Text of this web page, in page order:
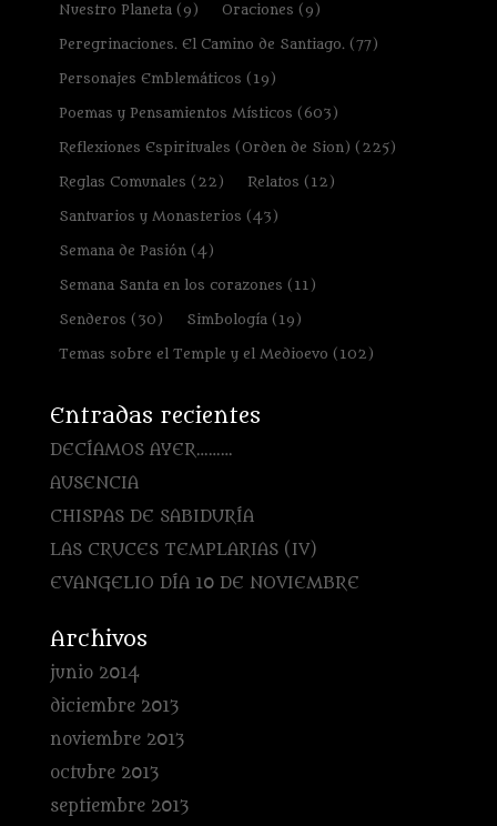
Nuestro Planeta(9) Oraciones (9)
Peregrinaciones. El Camino de Santiago.(77)
Personajes Emblemáticos (19)
Poemas y Pensamientos Místicos (603)
Reflexiones Espirituales (Orden de Sion) (225)
Reglas Comunales (22) Relatos (12)
Santuarios y Monasterios (43)
Semana de Pasión(4)
Semana Santa en los corazones (11)
Senderos (30) Simbología(19)
Temas sobre el Temple y el Medioevo (102)
Entradas recientes
DECÍAMOS AYER………
AUSENCIA
CHISPAS DE SABIDURÍA
LAS CRUCES TEMPLARIAS (IV)
EVANGELIO DÍA 10 DE NOVIEMBRE
Archivos
junio 2014
diciembre 2013
noviembre 2013
octubre 2013
septiembre 2013